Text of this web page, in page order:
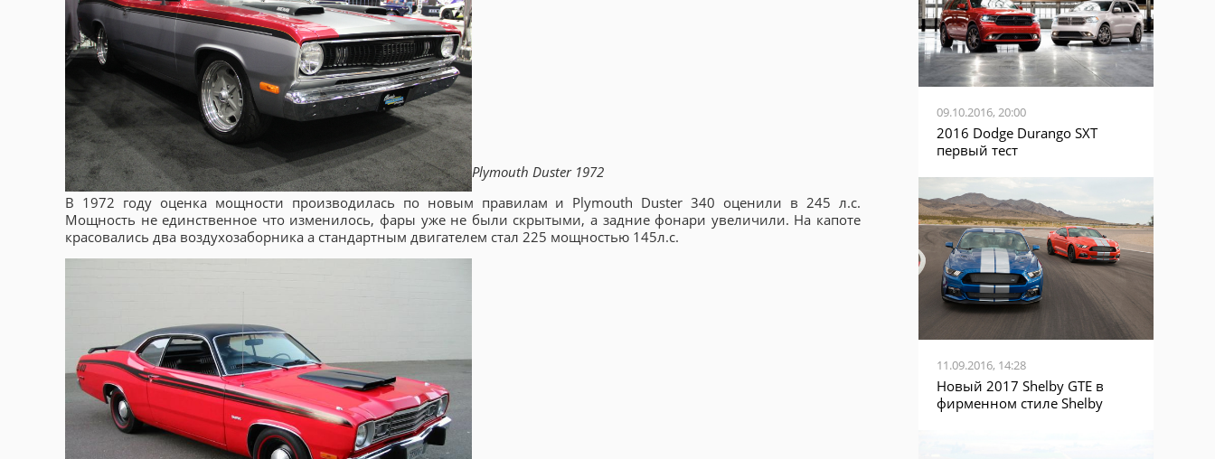
Plymouth Duster 1972
В 1972 году оценка мощности производилась по новым правилам и Plymouth Duster 340 оценили в 245 л.с.
Мощность не единственное что изменилось, фары уже не были скрытыми, а задние фонари увеличили. На капоте
красовались два воздухозаборника а стандартным двигателем стал 225 мощностью 145л.с.
09.10.2016, 20:00
2016 Dodge Durango SXT
первый тест
11.09.2016, 14:28
Новый 2017 Shelby GTE в
фирменном стиле Shelby